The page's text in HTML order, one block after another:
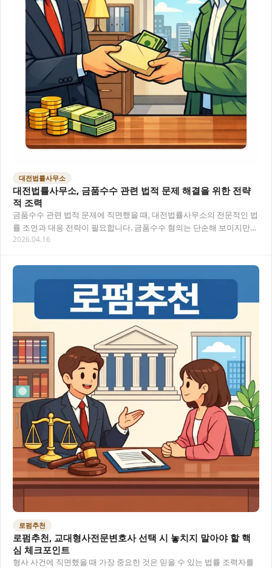
대전법률사무소
대전법률사무소, 금품수수 관련 법적 문제 해결을 위한 전략
적 조력
금품수수 관련 법적 문제에 직면했을 때, 대전법률사무소의 전문적인 법
률 조언과 대응 전략이 필요합니다. 금품수수 혐의는 단순해 보이지만
법적으로 복잡한 쟁점이 많아 전문가의 도움이…
2026.04.16
로펌추천
로펌추천, 교대형사전문변호사 선택 시 놓치지 말아야 할 핵
심 체크포인트
형사 사건에 직면했을 때 가장 중요한 것은 믿을 수 있는 법률 조력자를